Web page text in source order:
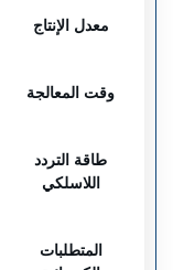
معدل الإنتاج
وقت المعالجة
طاقة التردد
اللاسلكي
المتطلبات